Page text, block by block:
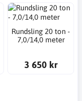
Rundsling 20 ton -
7,0/14,0 meter
3 650 kr